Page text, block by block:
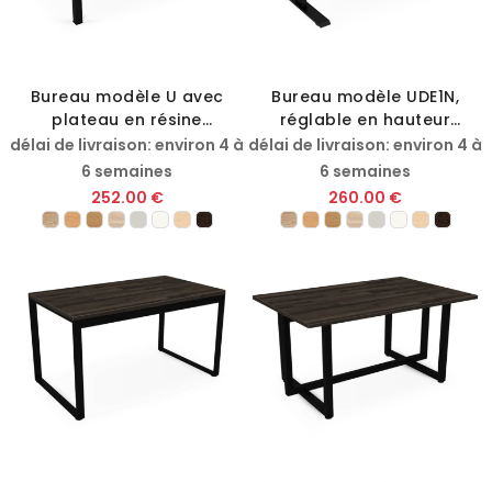
Bureau modèle U avec
plateau en résine
mélaminée
délai de livraison: environ 4 à
6 semaines
252.00 €
Bureau modèle UDE1N,
réglable en hauteur
électriquement
délai de livraison: environ 4 à
6 semaines
260.00 €